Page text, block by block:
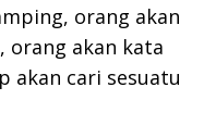
orang akan
orang akan kata
akan cari sesuatu